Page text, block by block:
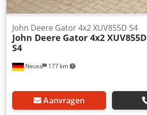
Neuss 177 km
John Deere Gator 4x2 XUV855D S4
John Deere Gator 4x2 XUV855D
S4
Aanvragen